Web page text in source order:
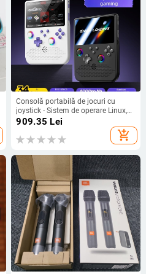
Consolă portabilă de jocuri cu
joystick - Sistem de operare Linux,
interfață Type-C, conectivitate
wireless, MP4 player, stil nostalgic
909.35 Lei
add_shopping_cart